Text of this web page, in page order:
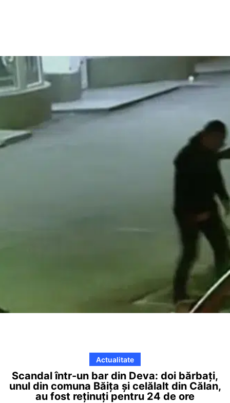
Actualitate
Scandal într-un bar din Deva: doi bărbați,
unul din comuna Băița și celălalt din Călan,
au fost reținuți pentru 24 de ore